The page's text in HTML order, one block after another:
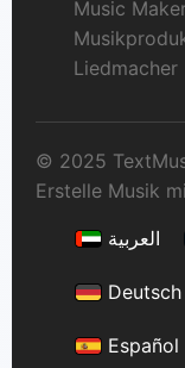
Music
Liedmacher
© 2025
Erstelle Musik
العربية
Deutsch
Español